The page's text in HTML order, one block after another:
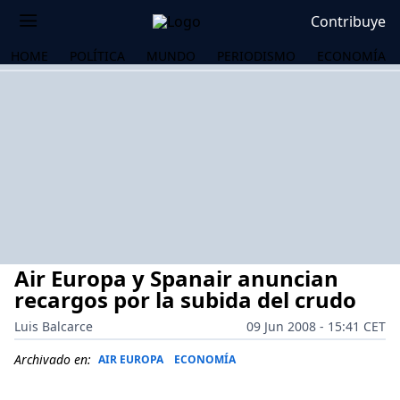
Contribuye
HOME POLÍTICA MUNDO PERIODISMO ECONOMÍA
Air Europa y Spanair anuncian
recargos por la subida del crudo
Luis Balcarce
09 Jun 2008 - 15:41 CET
Archivado en: AIR EUROPA ECONOMÍA